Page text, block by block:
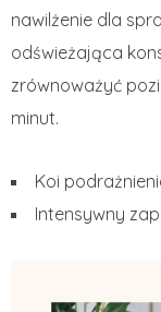
nawilżenie dla
odświeżająca
zrównoważyć
minut.
Koi
Intensywny